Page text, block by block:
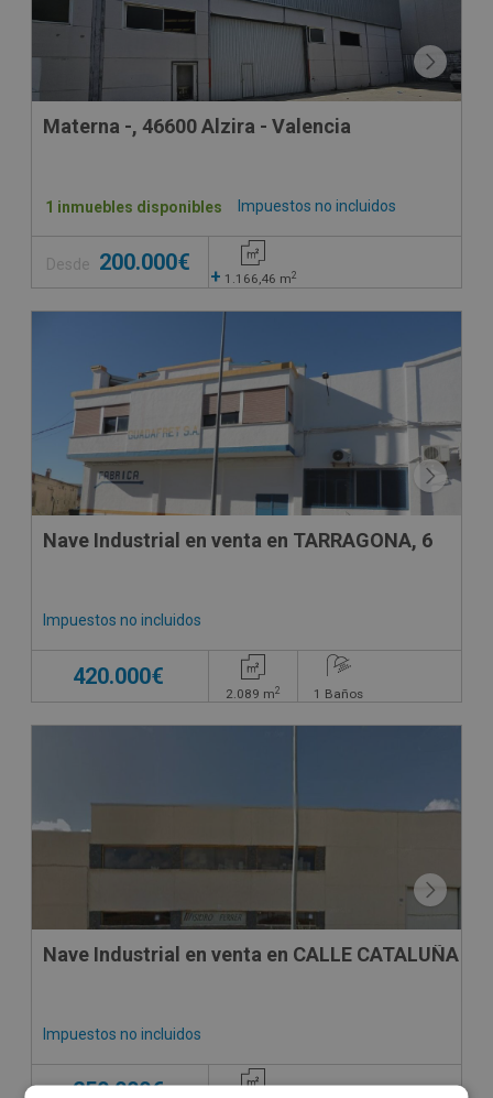
Materna -, 46600 Alzira - Valencia
Impuestos no incluidos
1 inmuebles disponibles
Desde 200.000€
+ 1.166,46 m2
CONDICIONES ESPECIALES
Nave Industrial en venta en TARRAGONA, 6
Impuestos no incluidos
420.000€
2.089 m2 1 Baños
Nave Industrial en venta en CALLE CATALUÑA , 5
Impuestos no incluidos
250.000€